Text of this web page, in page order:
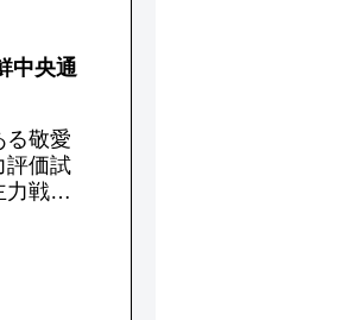
中央通
る敬愛
評価試
戦車